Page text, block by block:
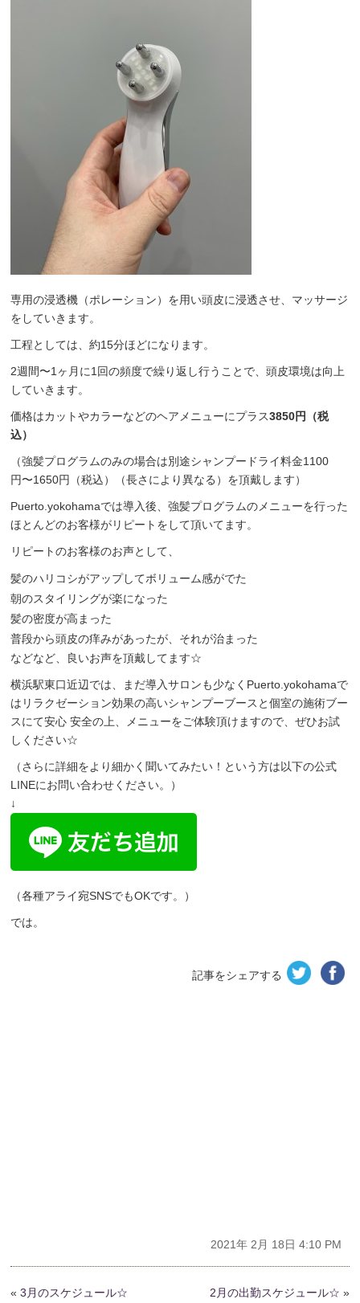
専用の浸透機（ポレーション）を用い頭皮に浸透させ、マッサージ
をしていきます。
工程としては、約15分ほどになります。
2週間〜1ヶ月に1回の頻度で繰り返し行うことで、頭皮環境は向上
していきます。
価格はカットやカラーなどのヘアメニューにプラス3850円（税
込）
（強髪プログラムのみの場合は別途シャンプードライ料金1100
円〜1650円（税込）（長さにより異なる）を頂戴します）
Puerto.yokohamaでは導入後、強髪プログラムのメニューを行った
ほとんどのお客様がリピートをして頂いてます。
リピートのお客様のお声として、
髪のハリコシがアップしてボリューム感がでた
朝のスタイリングが楽になった
髪の密度が高まった
普段から頭皮の痒みがあったが、それが治まった
などなど、良いお声を頂戴してます☆
横浜駅東口近辺では、まだ導入サロンも少なくPuerto.yokohamaで
はリラクゼーション効果の高いシャンプーブースと個室の施術ブー
スにて安心 安全の上、メニューをご体験頂けますので、ぜひお試
しください☆
（さらに詳細をより細かく聞いてみたい！という方は以下の公式
LINEにお問い合わせください。）
↓
（各種アライ宛SNSでもOKです。）
では。
記事をシェアする
2021年 2月 18日 4:10 PM
«3月のスケジュール☆ 2月の出勤スケジュール☆ »